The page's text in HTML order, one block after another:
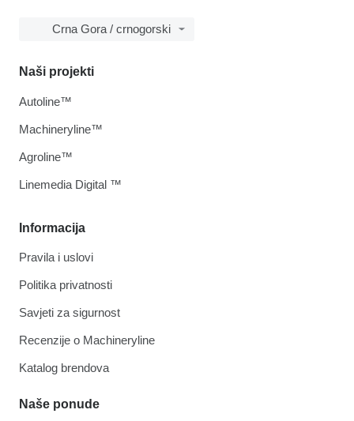
Crna Gora / crnogorski
Informacija
Pravila i uslovi
Politika privatnosti
Savjeti za sigurnost
Recenzije o Machineryline
Katalog brendova
Naše ponude
Naši projekti
Autoline™
Machineryline™
Agroline™
Linemedia Digital ™